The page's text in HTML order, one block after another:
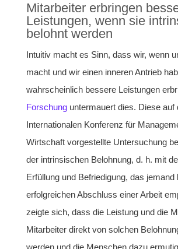
Mitarbeiter erbringen
Leistungen, wenn sie
belohnt werden
Intuitiv macht es Sinn, dass wir, wenn
macht und wir einen inneren Antrieb
wahrscheinlich bessere Leistungen
Forschunguntermauert dies. Diese auf
Internationalen Konferenz für
Wirtschaft vorgestellte Untersuchung
der intrinsischen Belohnung, d. h. mit
Erfüllung und Befriedigung, das jemand
erfolgreichen Abschluss einer Arbeit
zeigte sich, dass die Leistung und die
Mitarbeiter direkt von solchen
werden und die Menschen dazu